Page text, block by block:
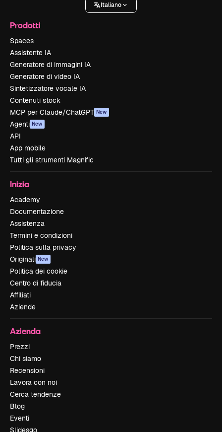
Italiano
Prodotti
Spaces
Assistente IA
Generatore di immagini IA
Generatore di video IA
Sintetizzatore vocale IA
Contenuti stock
MCP per Claude/ChatGPT New
Agenti New
API
App mobile
Tutti gli strumenti Magnific
Inizia
Academy
Documentazione
Assistenza
Termini e condizioni
Politica sulla privacy
Originali New
Politica dei cookie
Centro di fiducia
Affiliati
Aziende
Azienda
Prezzi
Chi siamo
Recensioni
Lavora con noi
Cerca tendenze
Blog
Eventi
Slidesgo